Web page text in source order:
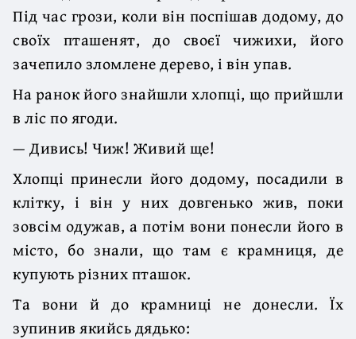
Під час грози, коли він поспішав додому, до
своїх пташенят, до своєї чижихи, його
зачепило зломлене дерево, і він упав.
На ранок його знайшли хлопці, що прийшли
в ліс по ягоди.
— Дивись! Чиж! Живий ще!
Хлопці принесли його додому, посадили в
клітку, і він у них довгенько жив, поки
зовсім одужав, а потім вони понесли його в
місто, бо знали, що там є крамниця, де
купують різних пташок.
Та вони й до крамниці не донесли. Їх
зупинив якийсь дядько: